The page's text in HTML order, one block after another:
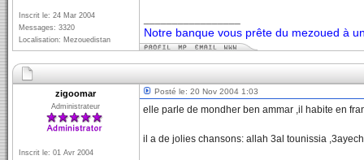
Inscrit le: 24 Mar 2004
Messages: 3320
Localisation: Mezouedistan
Notre banque vous prête du mezoued à
zigoomar
Administrateur
Inscrit le: 01 Avr 2004
Posté le: 20 Nov 2004 1:03
elle parle de mondher ben ammar ,il habite en
il a de jolies chansons: allah 3al tounissia